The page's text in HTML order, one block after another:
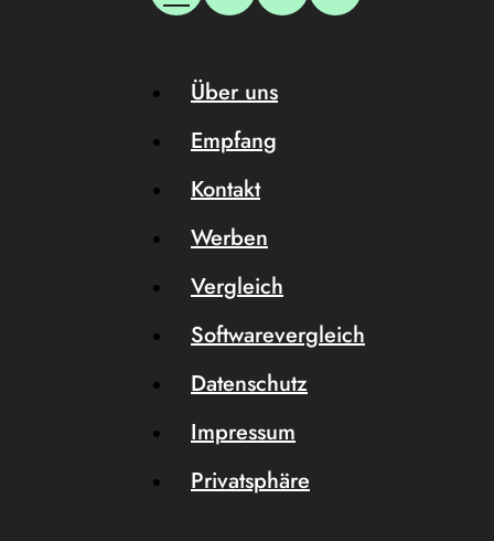
Über uns
Empfang
Kontakt
Werben
Vergleich
Softwarevergleich
Datenschutz
Impressum
Privatsphäre